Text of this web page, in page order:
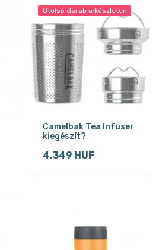
Utolsó darab a készleten
Camelbak Tea Infuser
kiegészít?
4.349 HUF